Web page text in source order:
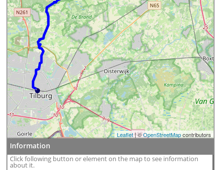
Leaflet| ©OpenStreetMapcontributors
Information
Click following button or element on the map to see information
about it.